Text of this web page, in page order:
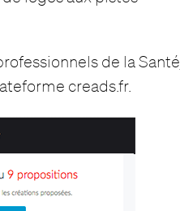
de la Santé,
creads.fr.